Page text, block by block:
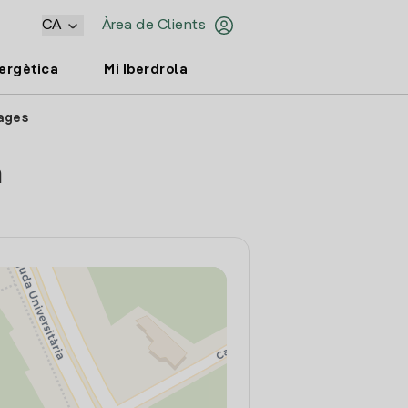
Àrea de Clients
CA
Mi Iberdrola